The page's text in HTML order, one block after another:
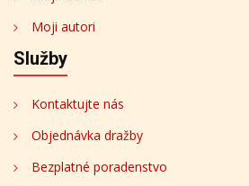
Moji autori
Služby
Kontaktujte nás
Objednávka dražby
Bezplatné poradenstvo